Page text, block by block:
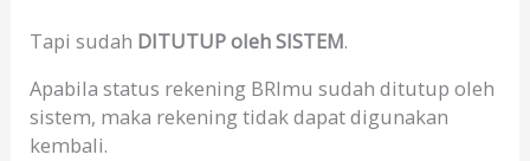
Tapi sudah DITUTUP oleh SISTEM.
Apabila status rekening BRImu sudah ditutup oleh
sistem, maka rekening tidak dapat digunakan
kembali.